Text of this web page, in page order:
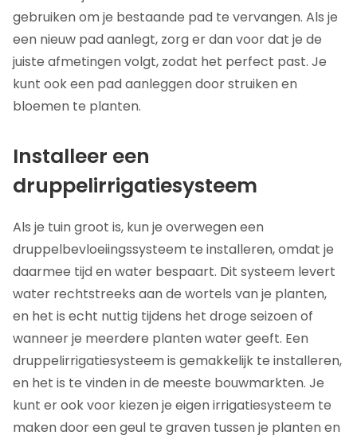
gebruiken om je bestaande pad te vervangen. Als je
een nieuw pad aanlegt, zorg er dan voor dat je de
juiste afmetingen volgt, zodat het perfect past. Je
kunt ook een pad aanleggen door struiken en
bloemen te planten.
Installeer een
druppelirrigatiesysteem
Als je tuin groot is, kun je overwegen een
druppelbevloeiingssysteem te installeren, omdat je
daarmee tijd en water bespaart. Dit systeem levert
water rechtstreeks aan de wortels van je planten,
en het is echt nuttig tijdens het droge seizoen of
wanneer je meerdere planten water geeft. Een
druppelirrigatiesysteem is gemakkelijk te installeren,
en het is te vinden in de meeste bouwmarkten. Je
kunt er ook voor kiezen je eigen irrigatiesysteem te
maken door een geul te graven tussen je planten en